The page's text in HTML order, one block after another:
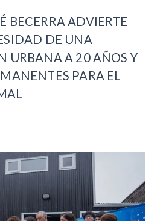
BECERRA ADVIERTE
DE UNA
URBANA A 20 AÑOS Y
PARA EL